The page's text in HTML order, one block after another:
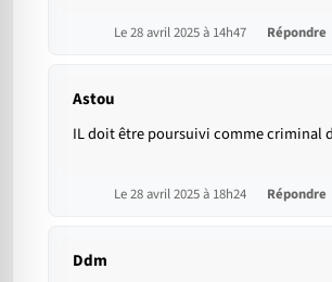
Le 28 avril 2025 à 14h47 Répondre
Astou
IL doit être poursuivi comme criminal
Le 28 avril 2025 à 18h24 Répondre
Ddm